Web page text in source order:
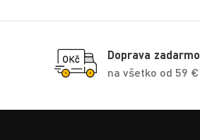
Doprava zadarmo
na všetko od 59 €